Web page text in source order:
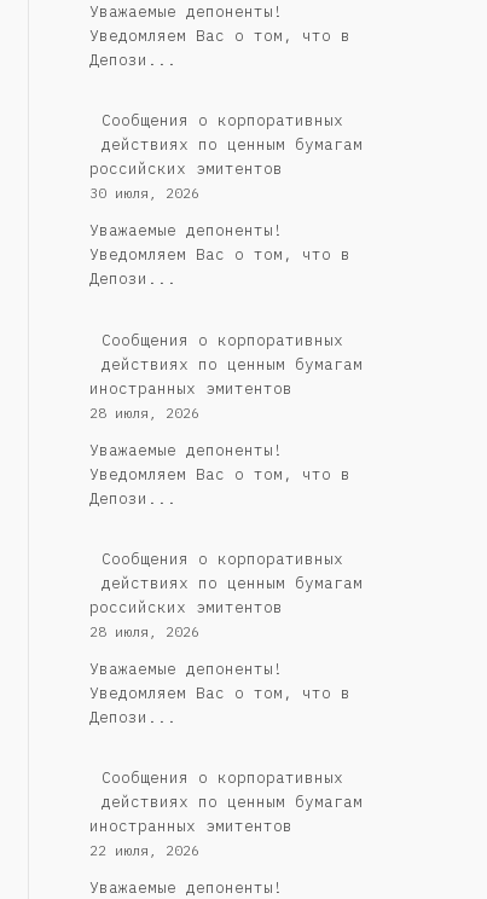
Уважаемые депоненты!
Уведомляем Вас о том, что в
Депози...
Cообщения о корпоративных
действиях по ценным бумагам
российских эмитентов
30 июля, 2026
Уважаемые депоненты!
Уведомляем Вас о том, что в
Депози...
Сообщения о корпоративных
действиях по ценным бумагам
иностранных эмитентов
28 июля, 2026
Уважаемые депоненты!
Уведомляем Вас о том, что в
Депози...
Cообщения о корпоративных
действиях по ценным бумагам
российских эмитентов
28 июля, 2026
Уважаемые депоненты!
Уведомляем Вас о том, что в
Депози...
Сообщения о корпоративных
действиях по ценным бумагам
иностранных эмитентов
22 июля, 2026
Уважаемые депоненты!